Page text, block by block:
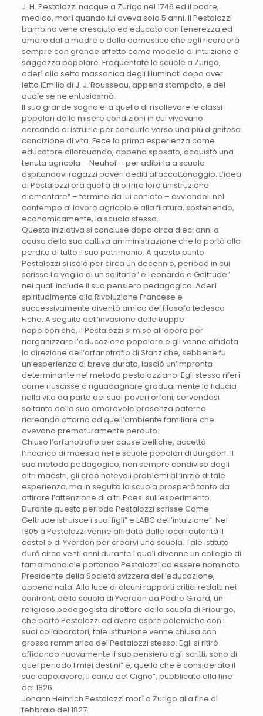
J. H. Pestalozzi nacque a Zurigo nel 1746 ed il padre,
medico, morì quando lui aveva solo 5 anni. Il Pestalozzi
bambino vene cresciuto ed educato con tenerezza ed
amore dalla madre e dalla domestica che egli ricorderà
sempre con grande affetto come modello di intuizione e
saggezza popolare. Frequentate le scuole a Zurigo,
aderì alla setta massonica degli Illuminati dopo aver
letto lEmilio di J. J. Rousseau, appena stampato, e del
quale se ne entusiasmò.
Il suo grande sogno era quello di risollevare le classi
popolari dalle misere condizioni in cui vivevano
cercando di istruirle per condurle verso una più dignitosa
condizione di vita. Fece la prima esperienza come
educatore allorquando, appena sposato, acquistò una
tenuta agricola – Neuhof – per adibirla a scuola
ospitandovi ragazzi poveri dediti allaccattonaggio. L’idea
di Pestalozzi era quella di offrire loro unistruzione
elementare” – termine da lui coniato – avviandoli nel
contempo al lavoro agricolo e alla filatura, sostenendo,
economicamente, la scuola stessa.
Questa iniziativa si concluse dopo circa dieci anni a
causa della sua cattiva amministrazione che lo portò alla
perdita di tutto il suo patrimonio. A questo punto
Pestalozzi si isolò per circa un decennio, periodo in cui
scrisse La veglia di un solitario” e Leonardo e Geltrude”
nei quali include il suo pensiero pedagogico. Aderì
spiritualmente alla Rivoluzione Francese e
successivamente diventò amico del filosofo tedesco
Fiche. A seguito dell’invasione delle truppe
napoleoniche, il Pestalozzi si mise all’opera per
riorganizzare l’educazione popolare e gli venne affidata
la direzione dell’orfanotrofio di Stanz che, sebbene fu
un’esperienza di breve durata, lasciò un’impronta
determinante nel metodo pestalozziano. Egli stesso riferì
come riuscisse a riguadagnare gradualmente la fiducia
nella vita da parte dei suoi poveri orfani, servendosi
soltanto della sua amorevole presenza paterna
ricreando attorno ad quell’ambiente familiare che
avevano prematuramente perduto.
Chiuso l’orfanotrofio per cause belliche, accettò
l’incarico di maestro nelle scuole popolari di Burgdorf. Il
suo metodo pedagogico, non sempre condiviso dagli
altri maestri, gli creò notevoli problemi all’inizio di tale
esperienza, ma in seguito la scuola prosperò tanto da
attirare l’attenzione di altri Paesi sull’esperimento.
Durante questo periodo Pestalozzi scrisse Come
Geltrude istruisce i suoi figli” e LABC dell’intuizione”. Nel
1805 a Pestalozzi venne affidato dalle locali autorità il
castello di Yverdon per crearvi una scuola. Tale istituto
durò circa venti anni durante i quali divenne un collegio di
fama mondiale portando Pestalozzi ad essere nominato
Presidente della Società svizzera dell’educazione,
appena nata. Alla luce di alcuni rapporti critici redatti nei
confronti della scuola di Yverdon da Padre Girard, un
religioso pedagogista direttore della scuola di Friburgo,
che portò Pestalozzi ad avere aspre polemiche con i
suoi collaboratori, tale istituzione venne chiusa con
grosso rammarico del Pestalozzi stesso. Egli si ritirò
affidando nuovamente il suo pensiero agli scritti; sono di
quel periodo I miei destini” e, quello che è considerato il
suo capolavoro, Il canto del Cigno”, pubblicato alla fine
del 1826.
Johann Heinrich Pestalozzi morì a Zurigo alla fine di
febbraio del 1827.